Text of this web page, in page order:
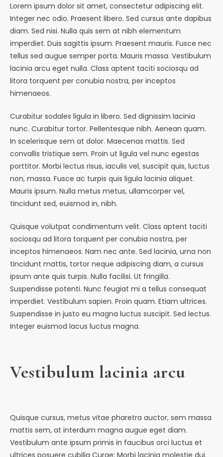
Lorem ipsum dolor sit amet, consectetur adipiscing elit.
Integer nec odio. Praesent libero. Sed cursus ante dapibus
diam. Sed nisi. Nulla quis sem at nibh elementum
imperdiet. Duis sagittis ipsum. Praesent mauris. Fusce nec
tellus sed augue semper porta. Mauris massa. Vestibulum
lacinia arcu eget nulla. Class aptent taciti sociosqu ad
litora torquent per conubia nostra, per inceptos
himenaeos.
Curabitur sodales ligula in libero. Sed dignissim lacinia
nunc. Curabitur tortor. Pellentesque nibh. Aenean quam.
In scelerisque sem at dolor. Maecenas mattis. Sed
convallis tristique sem. Proin ut ligula vel nunc egestas
porttitor. Morbi lectus risus, iaculis vel, suscipit quis, luctus
non, massa. Fusce ac turpis quis ligula lacinia aliquet.
Mauris ipsum. Nulla metus metus, ullamcorper vel,
tincidunt sed, euismod in, nibh.
Quisque volutpat condimentum velit. Class aptent taciti
sociosqu ad litora torquent per conubia nostra, per
inceptos himenaeos. Nam nec ante. Sed lacinia, urna non
tincidunt mattis, tortor neque adipiscing diam, a cursus
ipsum ante quis turpis. Nulla facilisi. Ut fringilla.
Suspendisse potenti. Nunc feugiat mi a tellus consequat
imperdiet. Vestibulum sapien. Proin quam. Etiam ultrices.
Suspendisse in justo eu magna luctus suscipit. Sed lectus.
Integer euismod lacus luctus magna.
Vestibulum lacinia arcu
Quisque cursus, metus vitae pharetra auctor, sem massa
mattis sem, at interdum magna augue eget diam.
Vestibulum ante ipsum primis in faucibus orci luctus et
ultrices posuere cubilia Curae; Morbi lacinia molestie dui.